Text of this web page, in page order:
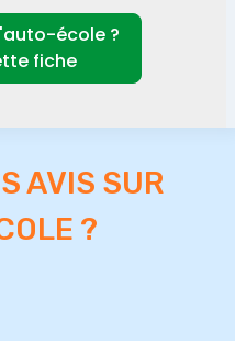
école ?
fiche
AVIS SUR
?